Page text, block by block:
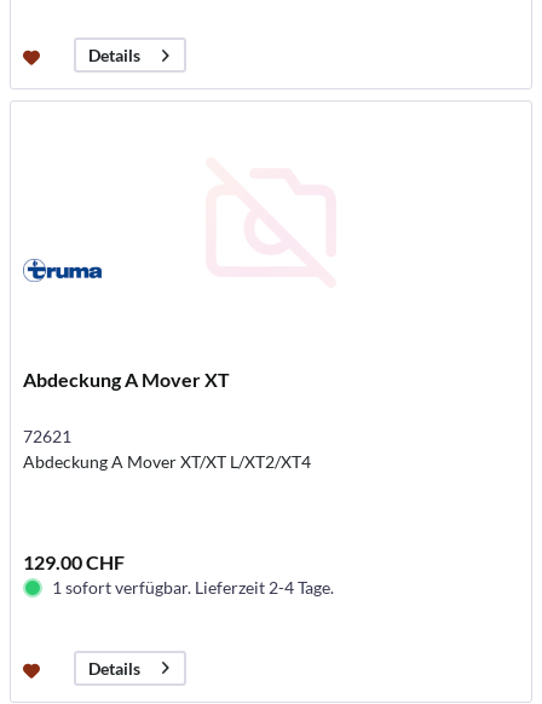
Details
Abdeckung A Mover XT
72621
Abdeckung A Mover XT/XT L/XT2/XT4
129.00 CHF
1 sofort verfügbar. Lieferzeit 2-4 Tage.
Details